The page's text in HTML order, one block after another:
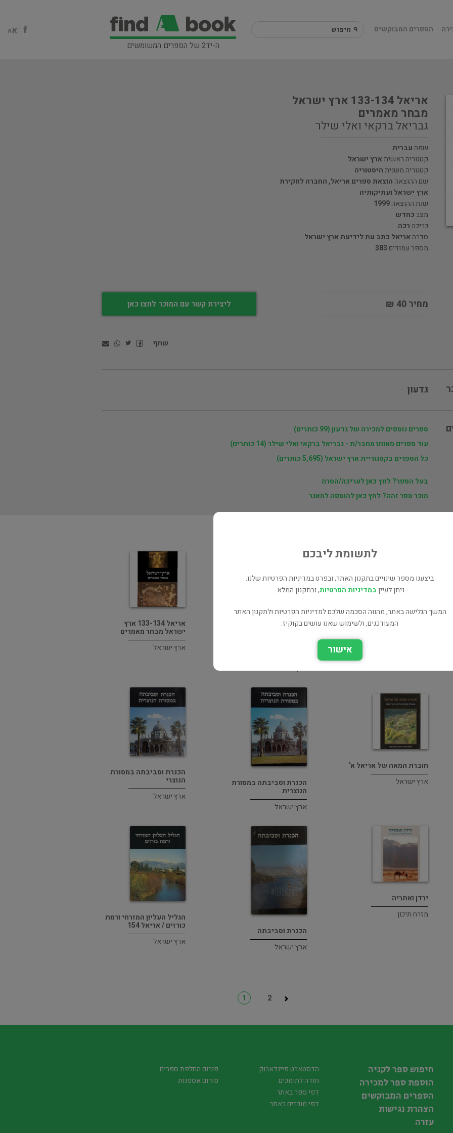
ה-יד2 של הספרים המשומשים
הספרים המבוקשים
אריאל 133-134 ארץ ישראל
מבחר מאמרים
גבריאל ברקאי ואלי שילר
שפה עברית
קטגוריה ראשיתארץ ישראל
קטגוריה משניתהיסטוריה
שם ההוצאה הוצאת ספרים אריאל, החברה לחקירת
ארץ ישראל ועתיקותיה
שנת ההוצאה1999
מצבכחדש
כריכה רכה
סדרהאריאל כתב עת לידיעת ארץ ישראל
מספר עמודים 383
מחיר 40 ₪ ליצירת קשר עם המוכר לחצו כאן
שתף
גדעון
ספרים נוספים למכירה של גדעון (99 כותרים)
עוד ספרים מאותו מחבר/ת - גבריאל ברקאי ואלי שילר (14 כותרים)
כל הספרים בקטגוריית ארץ ישראל (5,695 כותרים)
בעל הספר? לחץ כאן לעריכה/הסרה
מוכר ספר זהה? לחץ כאן להוספה למאגר
חוברת המאה של אריאל א'
ארץ ישראל
אריאל 133-134 ארץ
ישראל מבחר מאמרים
ארץ ישראל
חוברת המאה של אריאל א'
ארץ ישראל
הכנרת וסביבתה במסורת
הנוצרית
ארץ ישראל
הכנרת וסביבתה במסורת
הנוצרי
ארץ ישראל
ירדן ואתריה
מזרח תיכון
הכנרת וסביבתה
ארץ ישראל
הגליל העליון המזרחי ורמת
כורזים / אריאל 154
ארץ ישראל
1 2
לתשומת ליבכם
ביצענו מספר שינויים בתקנון האתר, ובפרט במדיניות הפרטיות שלנו.
ניתן לעייןבמדיניות הפרטיות, ובתקנון המלא.
המשך הגלישה באתר, מהווה הסכמה שלכם למדיניות הפרטיות ולתקנון האתר
המעודכנים, ולשימוש שאנו עושים בקוקיז.
אישור
חיפוש ספר לקניה
הוספת ספר למכירה
הספרים המבוקשים
הצהרת נגישות
עזרה
הדסטארט פיינדאבוק
תודה לתומכים
דפי ספר באתר
דפי מוכרים באתר
פורום החלפת ספרים
פורום אספנות